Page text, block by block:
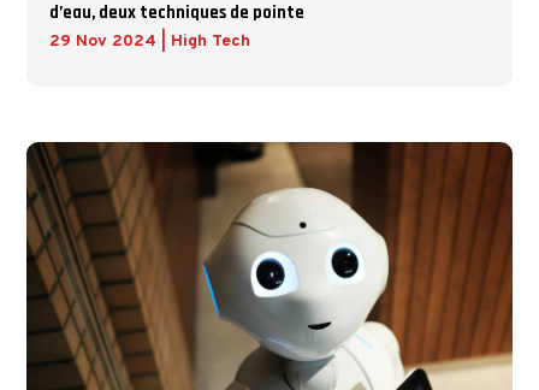
d’eau, deux techniques de pointe
29 Nov 2024 High Tech